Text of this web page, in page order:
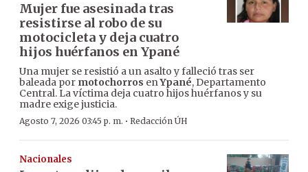
Mujer fue asesinada tras
resistirse al robo de su
motocicleta y deja cuatro
hijos huérfanos en Ypané
Una mujer se resistió a un asalto y falleció tras ser
baleada por motochorros enYpané, Departamento
Central. La víctima deja cuatro hijos huérfanos y su
madre exige justicia.
Agosto 7, 2026 03:45 p. m. · Redacción ÚH
Nacionales